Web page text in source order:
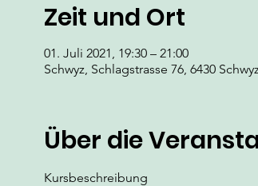
Zeit und Ort
01. Juli 2021, 19:30 – 21:00
Schwyz, Schlagstrasse 76, 6430
Über die